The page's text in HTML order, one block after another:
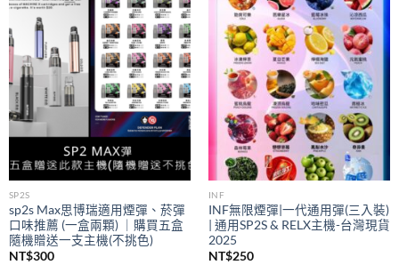
Add to
wishlist
SP2S
sp2s Max思博瑞適用煙彈、菸彈
口味推薦 (一盒兩顆) ｜購買五盒
隨機贈送一支主機(不挑色)
NT$300
Add to
wishlist
INF
INF無限煙彈|一代通用彈(三入裝)
| 通用SP2S & RELX主機-台灣現貨
2025
NT$250